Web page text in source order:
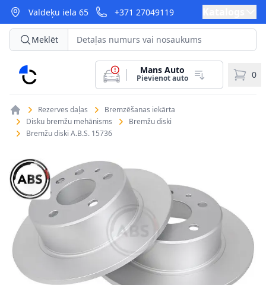
Valdeķu iela 65 +371 27049119
CarParts
Meklēt
Mans Auto
Pievienot auto 0
Rezerves daļas
Bremzēšanas iekārta
Disku bremžu mehānisms
Bremžu diski
Bremžu diski A.B.S. 15736